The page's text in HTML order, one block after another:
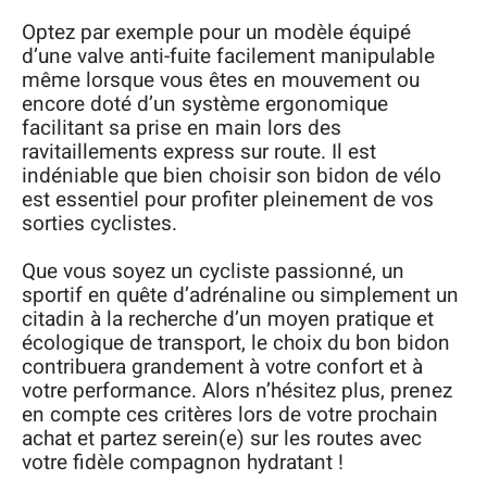
Optez par exemple pour un modèle équipé
d’une valve anti-fuite facilement manipulable
même lorsque vous êtes en mouvement ou
encore doté d’un système ergonomique
facilitant sa prise en main lors des
ravitaillements express sur route. Il est
indéniable que bien choisir son bidon de vélo
est essentiel pour profiter pleinement de vos
sorties cyclistes.
Que vous soyez un cycliste passionné, un
sportif en quête d’adrénaline ou simplement un
citadin à la recherche d’un moyen pratique et
écologique de transport, le choix du bon bidon
contribuera grandement à votre confort et à
votre performance. Alors n’hésitez plus, prenez
en compte ces critères lors de votre prochain
achat et partez serein(e) sur les routes avec
votre fidèle compagnon hydratant !